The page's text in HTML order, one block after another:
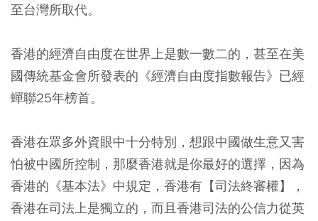
至台灣所取代。
香港的經濟自由度在世界上是數一數二的，甚至在美
國傳統基金會所發表的《經濟自由度指數報告》已經
蟬聯25年榜首。
香港在眾多外資眼中十分特別，想跟中國做生意又害
怕被中國所控制，那麼香港就是你最好的選擇，因為
香港的《基本法》中規定，香港有【司法終審權】，
香港在司法上是獨立的，而且香港司法的公信力從英